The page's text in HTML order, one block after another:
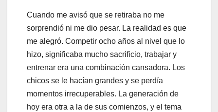
Cuando me avisó que se retiraba no me
sorprendió ni me dio pesar. La realidad es que
me alegró. Competir ocho años al nivel que lo
hizo, significaba mucho sacrificio, trabajar y
entrenar era una combinación cansadora. Los
chicos se le hacían grandes y se perdía
momentos irrecuperables. La generación de
hoy era otra a la de sus comienzos, y el tema